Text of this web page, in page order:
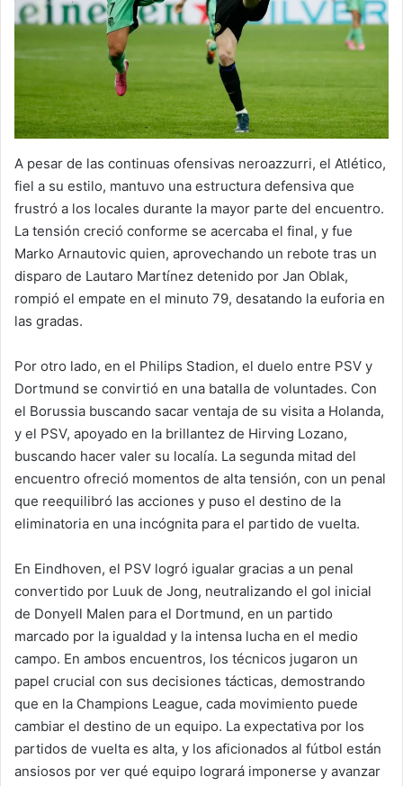
A pesar de las continuas ofensivas neroazzurri, el Atlético,
fiel a su estilo, mantuvo una estructura defensiva que
frustró a los locales durante la mayor parte del encuentro.
La tensión creció conforme se acercaba el final, y fue
Marko Arnautovic quien, aprovechando un rebote tras un
disparo de Lautaro Martínez detenido por Jan Oblak,
rompió el empate en el minuto 79, desatando la euforia en
las gradas.
Por otro lado, en el Philips Stadion, el duelo entre PSV y
Dortmund se convirtió en una batalla de voluntades. Con
el Borussia buscando sacar ventaja de su visita a Holanda,
y el PSV, apoyado en la brillantez de Hirving Lozano,
buscando hacer valer su localía. La segunda mitad del
encuentro ofreció momentos de alta tensión, con un penal
que reequilibró las acciones y puso el destino de la
eliminatoria en una incógnita para el partido de vuelta.
En Eindhoven, el PSV logró igualar gracias a un penal
convertido por Luuk de Jong, neutralizando el gol inicial
de Donyell Malen para el Dortmund, en un partido
marcado por la igualdad y la intensa lucha en el medio
campo. En ambos encuentros, los técnicos jugaron un
papel crucial con sus decisiones tácticas, demostrando
que en la Champions League, cada movimiento puede
cambiar el destino de un equipo. La expectativa por los
partidos de vuelta es alta, y los aficionados al fútbol están
ansiosos por ver qué equipo logrará imponerse y avanzar